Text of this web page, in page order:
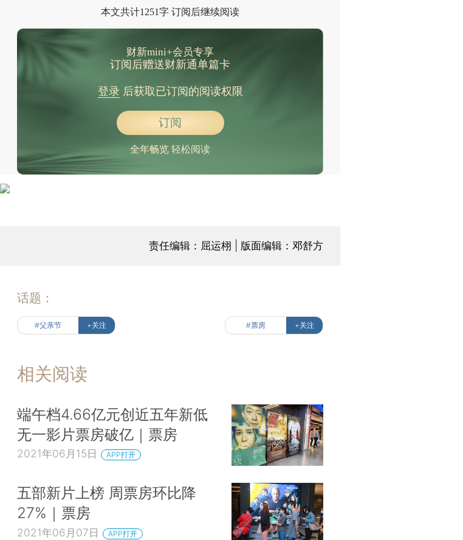
本文共计1251字 订阅后继续阅读
财新mini+会员专享
订阅后赠送财新通单篇卡
登录后获取已订阅的阅读权限
订阅
全年畅览 轻松阅读
责任编辑：屈运栩 | 版面编辑：邓舒方
话题：
#父亲节 +关注 #票房 +关注
相关阅读
端午档4.66亿元创近五年新低
无一影片票房破亿｜票房
2021年06月15日 APP打开
五部新片上榜 周票房环比降
27%｜票房
2021年06月07日 APP打开